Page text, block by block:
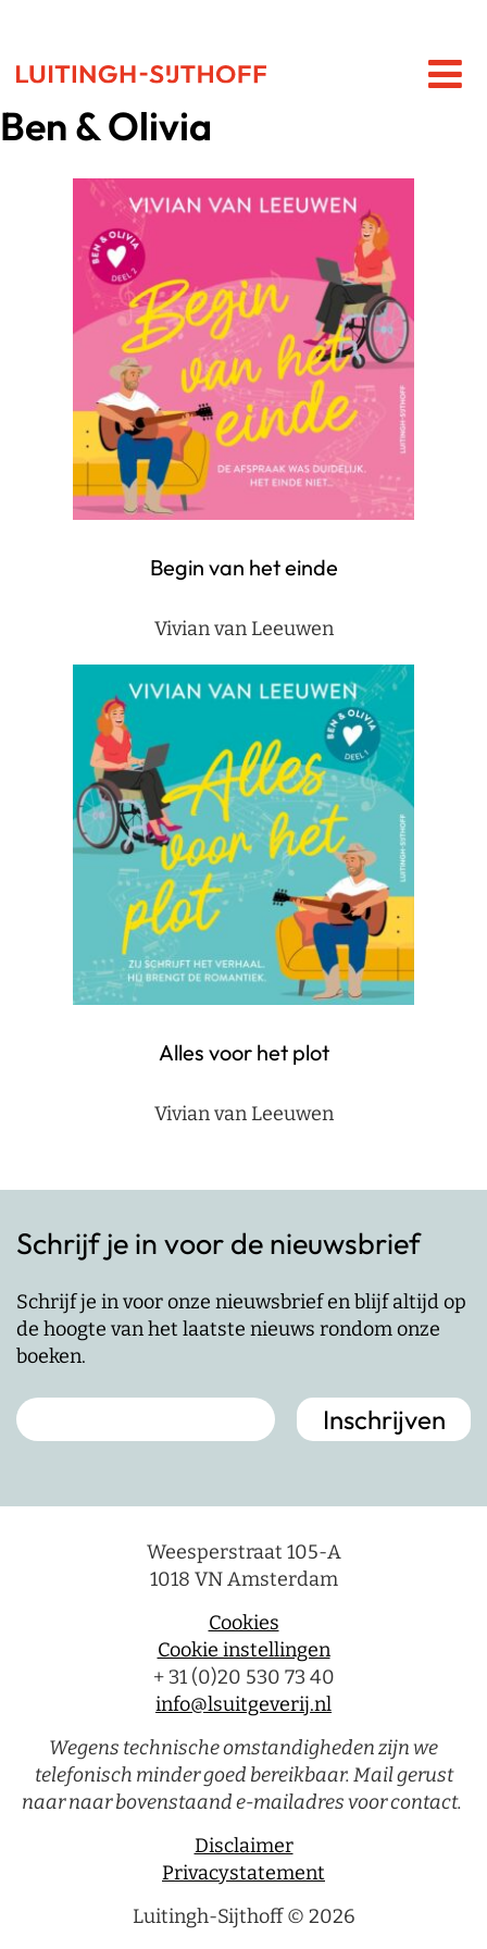
Ben & Olivia
Begin van het einde
Vivian van Leeuwen
Alles voor het plot
Vivian van Leeuwen
Schrijf je in voor de nieuwsbrief
Schrijf je in voor onze nieuwsbrief en blijf altijd op
de hoogte van het laatste nieuws rondom onze
boeken.
Weesperstraat 105-A
1018 VN Amsterdam
Cookies
Cookie instellingen
+ 31 (0)20 530 73 40
info@lsuitgeverij.nl
Wegens technische omstandigheden zijn we
telefonisch minder goed bereikbaar. Mail gerust
naar naar bovenstaand e-mailadres voor contact.
Disclaimer
Privacystatement
Luitingh-Sijthoff © 2026